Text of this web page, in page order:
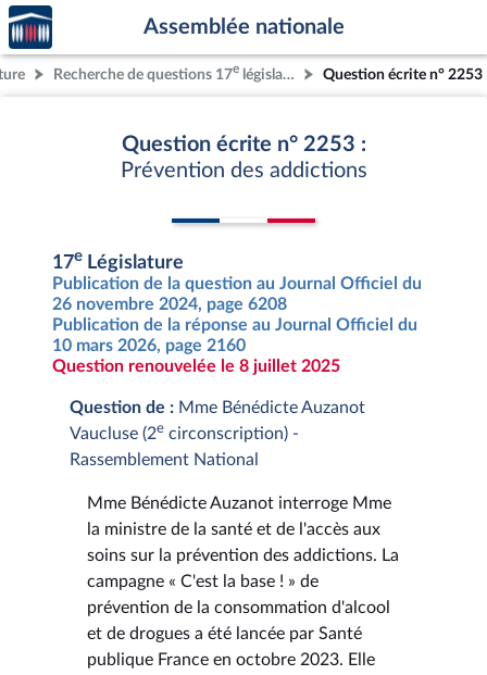
Aller au contenu
Aller en bas de la page
Accèder
à la
page
d'accueil
Assemblée nationale
Recherche de questions 17e législature Question écrite n° 2253
Question écrite n° 2253 :
Prévention des addictions
17e Législature
Publication de la question au Journal Officiel du
26 novembre 2024, page 6208
Publication de la réponse au Journal Officiel du
10 mars 2026, page 2160
Question renouvelée le 8 juillet 2025
Question de : Mme Bénédicte Auzanot
Vaucluse (2e circonscription) -
Rassemblement National
Mme Bénédicte Auzanot interroge Mme
la ministre de la santé et de l'accès aux
soins sur la prévention des addictions. La
campagne « C'est la base ! » de
prévention de la consommation d'alcool
et de drogues a été lancée par Santé
publique France en octobre 2023. Elle